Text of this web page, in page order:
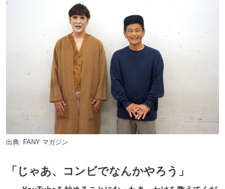
出典: FANY マガジン
「じゃあ、コンビでなんかやろう」